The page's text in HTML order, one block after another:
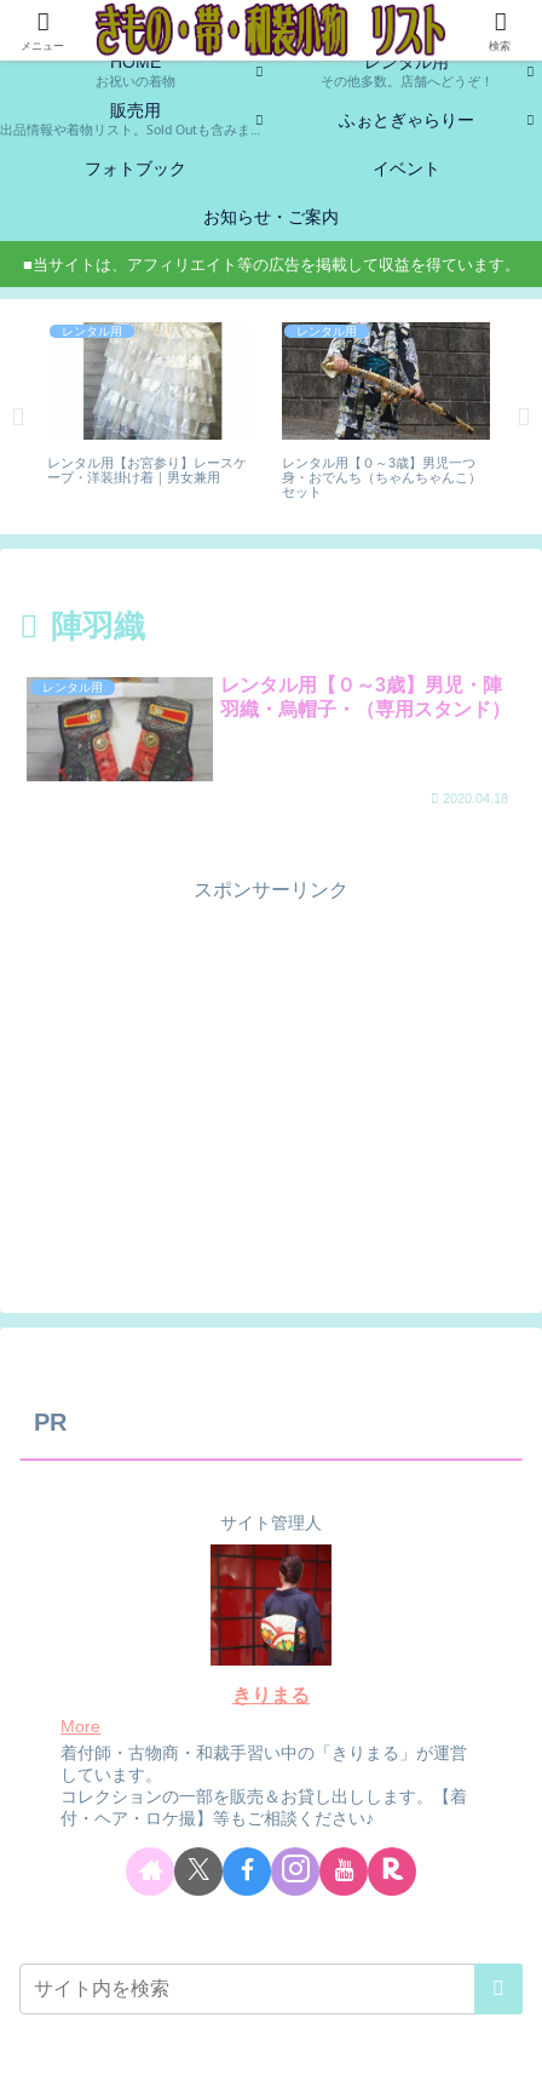
お貸し出し、販売致します。中古ですが、よろしかったらお使いください♪
HOME
お祝いの着物
レンタル用
その他多数。店舗へどうぞ！
販売用
出品情報や着物リスト。Sold Outも含みます。 ふぉとぎゃらりー
フォトブック イベント
お知らせ・ご案内
■当サイトは、アフィリエイト等の広告を掲載して収益を得ています。
レンタル用
レンタル用【お宮参り】レースケ
ープ・洋装掛け着｜男女兼用
レンタル用
レンタル用【０～3歳】男児一つ
身・おでんち（ちゃんちゃんこ）
セット
陣羽織
レンタル用
レンタル用【０～3歳】男児・陣
羽織・烏帽子・（専用スタンド）
2020.04.18
スポンサーリンク
PR
サイト管理人
きりまる
More
着付師・古物商・和裁手習い中の「きりまる」が運営
しています。
コレクションの一部を販売＆お貸し出しします。【着
付・ヘア・ロケ撮】等もご相談ください♪
メニュー 検索